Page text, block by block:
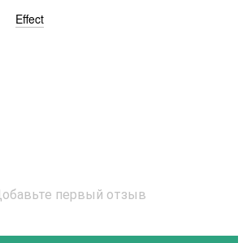
Effect
первый отзыв